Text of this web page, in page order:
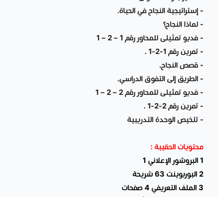
- إستراتيجية النجاح في الحياة.
- لماذا النجاح؟
- فديو تمثيلى للمحاور رقم 1 – 2 – 1
- تمرين رقم 1-2-1 .
- قصص النجاح.
- الطريق إلى التفوق الدراسي.
- فديو تمثيلى للمحاور رقم 2 – 2 – 1
- تمرين رقم 2-2-1 .
- تلخيص الوحدة التدريبية
محتويات الحقيبة :
1 البروشور الإعلاني 1
2 البوربوينت 63 شريحة
3 الملف التعريفي 4 صفحات